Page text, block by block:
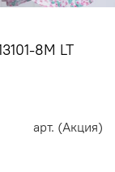
арт. (Акция)
8М LT